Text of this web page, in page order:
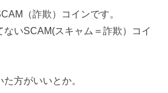
（詐欺）コインです。
いSCAM(スキャム＝詐欺）コイ
方がいいとか。